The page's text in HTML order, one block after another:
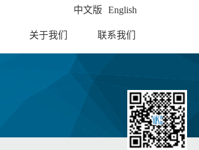
中文版 English
关于我们 联系我们